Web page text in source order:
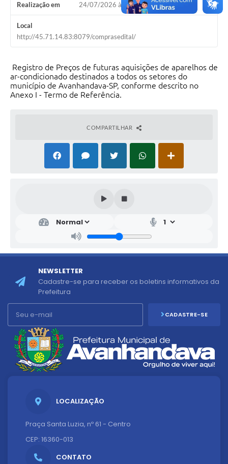
Realização em 24/07/2026 às 09h00
Local
http://45.71.14.83:8079/comprasedital/
Registro de Preços de futuras aquisições de aparelhos de
ar-condicionado destinados a todos os setores do
município de Avanhandava-SP, conforme descrito no
Anexo I - Termo de Referência.
COMPARTILHAR
LOCALIZAÇÃO
Praça Santa Luzia, nº 61 - Centro
CEP: 16360-013
CONTATO
NEWSLETTER
Cadastre-se para receber os boletins informativos da
Prefeitura
CADASTRE-SE